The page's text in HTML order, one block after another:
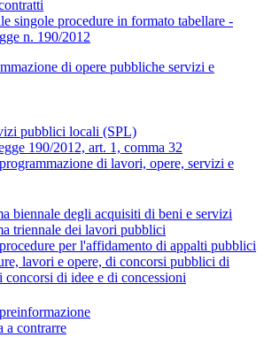
singole procedure in formato tabellare -
n. 190/2012
di opere pubbliche servizi e
pubblici locali (SPL)
190/2012, art. 1, comma 32
di lavori, opere, servizi e
biennale degli acquisiti di beni e servizi
triennale dei lavori pubblici
per l'affidamento di appalti pubblici
lavori e opere, di concorsi pubblici di
concorsi di idee e di concessioni
a contrarre